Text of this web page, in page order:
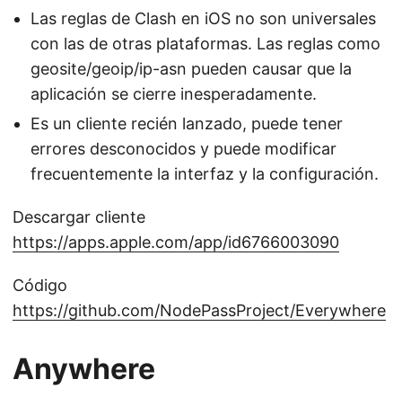
Las reglas de Clash en iOS no son universales
con las de otras plataformas. Las reglas como
geosite/geoip/ip-asn pueden causar que la
aplicación se cierre inesperadamente.
Es un cliente recién lanzado, puede tener
errores desconocidos y puede modificar
frecuentemente la interfaz y la configuración.
Descargar cliente
https://apps.apple.com/app/id6766003090
Código
https://github.com/NodePassProject/Everywhere
Anywhere